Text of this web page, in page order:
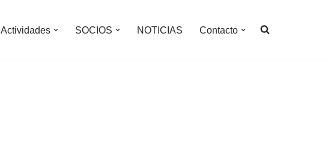
Actividades SOCIOS NOTICIAS Contacto